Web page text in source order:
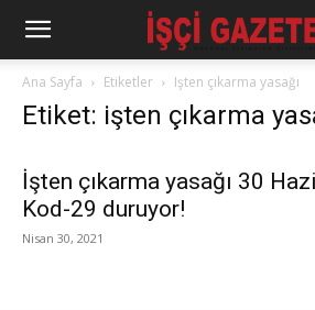
Ana Sayfa Etiketler Işten çıkarma yasağı
Etiket: işten çıkarma
İşten çıkarma yasağı 30
Kod-29 duruyor!
Nisan 30, 2021